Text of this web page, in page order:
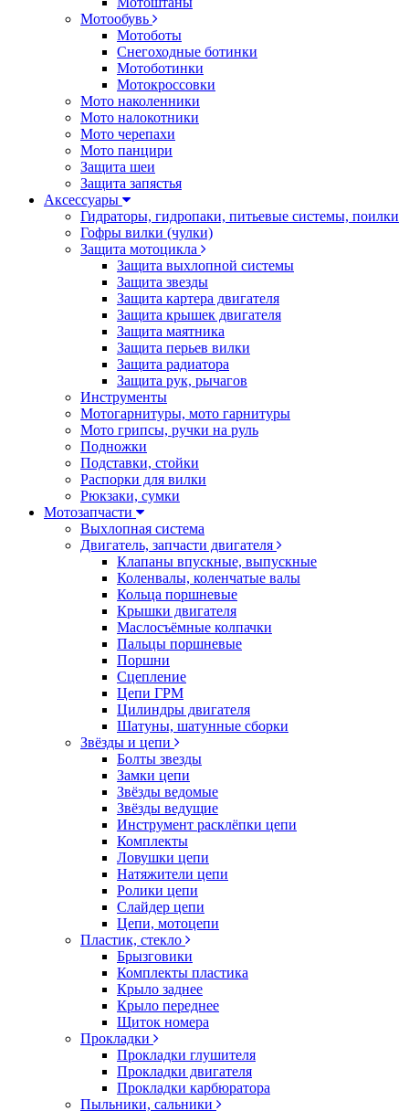
Мотообувь
Мотоботы
Снегоходные ботинки
Мотоботинки
Мотокроссовки
Мото наколенники
Мото налокотники
Мото черепахи
Мото панцири
Защита шеи
Защита запястья
Аксессуары
Гидраторы, гидропаки, питьевые системы, поилки
Гофры вилки (чулки)
Защита мотоцикла
Защита выхлопной системы
Защита звезды
Защита картера двигателя
Защита крышек двигателя
Защита маятника
Защита перьев вилки
Защита радиатора
Защита рук, рычагов
Инструменты
Мотогарнитуры, мото гарнитуры
Мото грипсы, ручки на руль
Подножки
Подставки, стойки
Распорки для вилки
Рюкзаки, сумки
Мотозапчасти
Выхлопная система
Двигатель, запчасти двигателя
Клапаны впускные, выпускные
Коленвалы, коленчатые валы
Кольца поршневые
Крышки двигателя
Маслосъёмные колпачки
Пальцы поршневые
Поршни
Сцепление
Цепи ГРМ
Цилиндры двигателя
Шатуны, шатунные сборки
Звёзды и цепи
Болты звезды
Замки цепи
Звёзды ведомые
Звёзды ведущие
Инструмент расклёпки цепи
Комплекты
Ловушки цепи
Натяжители цепи
Ролики цепи
Слайдер цепи
Цепи, мотоцепи
Пластик, стекло
Брызговики
Комплекты пластика
Крыло заднее
Крыло переднее
Щиток номера
Прокладки
Прокладки глушителя
Прокладки двигателя
Прокладки карбюратора
Пыльники, сальники